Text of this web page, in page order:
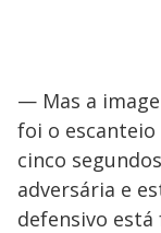
— Mas a
foi o escanteio
cinco
adversária e
defensivo